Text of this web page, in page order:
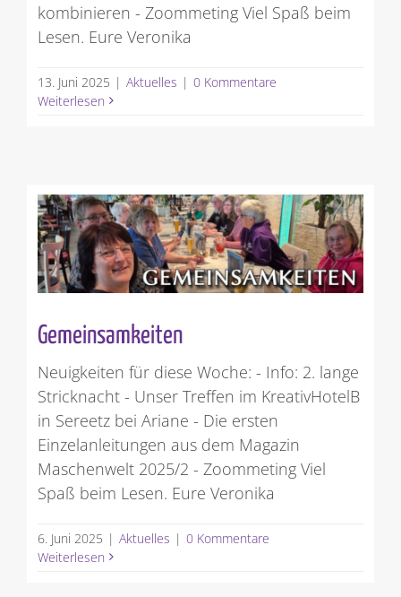
kombinieren - Zoommeting Viel Spaß beim
Lesen. Eure Veronika
13. Juni 2025 | Aktuelles | 0 Kommentare
Weiterlesen
Gemeinsamkeiten
Neuigkeiten für diese Woche: - Info: 2. lange
Stricknacht - Unser Treffen im KreativHotelB
in Sereetz bei Ariane - Die ersten
Einzelanleitungen aus dem Magazin
Maschenwelt 2025/2 - Zoommeting Viel
Spaß beim Lesen. Eure Veronika
6. Juni 2025 | Aktuelles | 0 Kommentare
Weiterlesen